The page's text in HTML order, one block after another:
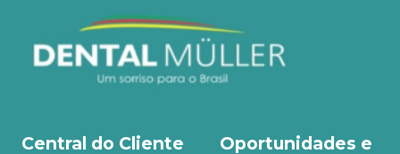
Central do Cliente
Oportunidades e